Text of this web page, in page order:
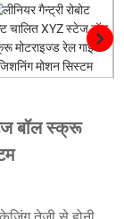
बॉल स्क्रू